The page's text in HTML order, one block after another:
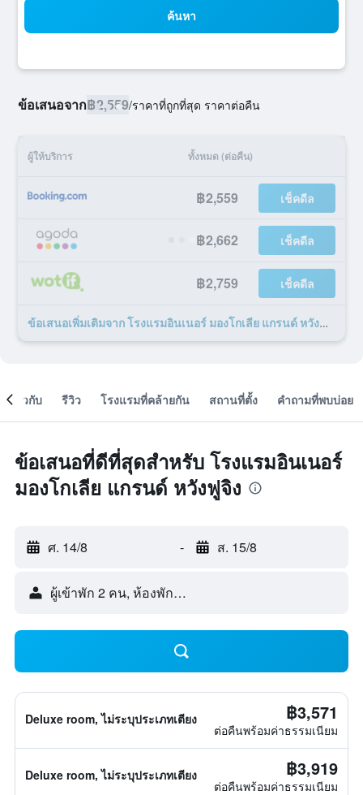
ค้นหา
ข้อเสนอจาก฿2,559/ราคาที่ถูกที่สุด ราคาต่อคืน
ผู้ให้บริการ ทั้งหมด (ต่อคืน)
฿2,559 เช็คดีล
฿2,662 เช็คดีล
฿2,759 เช็คดีล
ข้อเสนอเพิ่มเติมจาก โรงแรมอินเนอร์ มองโกเลีย แกรนด์ หวังฟูจิง 19 รายการ
เกี่ยวกับ รีวิว โรงแรมที่คล้ายกัน สถานที่ตั้ง คำถามที่พบบ่อย
ข้อเสนอที่ดีที่สุดสำหรับ โรงแรมอินเนอร์
มองโกเลีย แกรนด์ หวังฟูจิง
ศ. 14/8 - ส. 15/8
ผู้เข้าพัก 2 คน, ห้องพัก 1 ห้อง
Deluxe room, ไม่ระบุประเภทเตียง ฿3,571
ต่อคืนพร้อมค่าธรรมเนียม
Deluxe room, ไม่ระบุประเภทเตียง ฿3,919
ต่อคืนพร้อมค่าธรรมเนียม